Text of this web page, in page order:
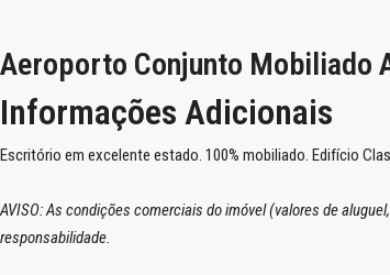
Aeroporto Conjunto Mobiliado
Informações Adicionais
Escritório em excelente estado. 100% mobiliado. Edifício
AVISO: As condições comerciais do imóvel (valores de
responsabilidade.